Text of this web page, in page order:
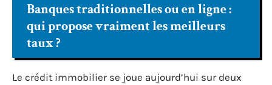
Banques traditionnelles ou en ligne :
qui propose vraiment les meilleurs
taux ?
Le crédit immobilier se joue aujourd’hui sur deux